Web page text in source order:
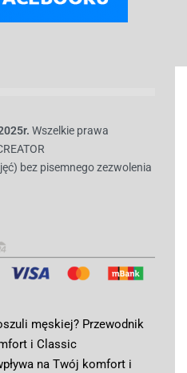
Wszelkie prawa
bez pisemnego zezwolenia
męskiej? Przewodnik
i Classic
na Twój komfort i